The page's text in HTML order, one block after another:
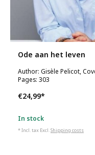
Ode aan het leven
Author: Gisèle Pelicot,
Pages: 303
€24,99*
In stock
* Incl. tax Excl.Shipping costs